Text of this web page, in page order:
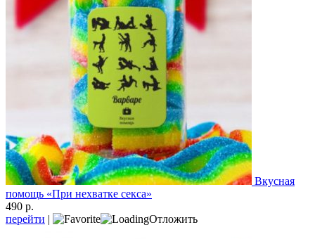
Вкусная
помощь «При нехватке секса»
490 р.
перейти | Отложить